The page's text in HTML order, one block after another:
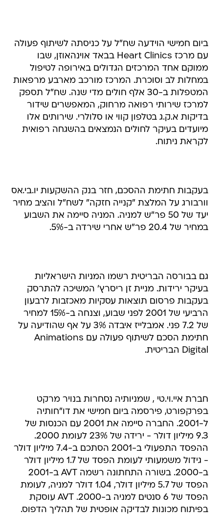
ביום חמישי הוידעה שח"ל על כניסתה לשיתוף פעולה
עם מרכז Heart Clinics בבאד אוינהאוזן, שבו
ממוקם אחד המרכזים הגדולים באירופה לטיפול
במחלות לב וסוכרת. המרכז מורכב מארבע מרפאות
המטפלות ב-30 אלף חולים מדי שנה. שח"ל תספק
למרכז שירותי רפואה מרחוק, המאפשרים שידור
בדיקות א.ק.ג בטלפון קווי או סלולרי. שירותים אלו
מיועדים בעיקר לחולים הנמצאים בהשגחה רפואית
לקראת ניתוח.
בעקבות חתימת ההסכם, חזר בנק ההשקעות יו.בי.אס
וורבורג על המלצת "קנייה חזקה" לשח"ל והציב מחיר
יעד של 50 פר"ש למניה. המניה סיימה את השבוע
במחיר של 20.4 פר"ש אחרי שירדה ב-5%.
גם בבורסה הבריטית רשמו המניות הישראליות
בעיקר ירידות. מניית זן ריסרץ' המשיכה להתרסק
בעקבות פרסום תוצאות עסקיות מאכזבות לרבעון
הרביעי של 2001 לפני שבוע, וצנחה ב-15% למחיר
של 7.2 פני. אמבלייז איבדה 3% על אף שהודיעה על
חתימת הסכם לשיתוף פעולה עם Animations
Digital הבריטית.
חברת איי.וי.טי , שמניותיה נסחרות בנויר מרקט
בפרקפורט, פירסמה ביום חמישי את דו"חותיה
ל-2001. החברה סיימה את 2001 עם הכנסות של
9.3 מיליון דולר - ירידה של 23% לעומת 2000.
ההפסד התפעולי ב-2001 הסתכם ב-7.4 מיליון דולר
- גידול משמעותי לעומת הפסד של 1.7 מיליון דולר
ב-2000. בשורה התחתונה רשמה AVT ב-2001
הפסד של 5.7 מיליון דולר, 1.04 דולר למניה, לעומת
הפסד של 6 סנטים למניה ב-AVT .2000 עוסקת
בפיתוח מכונות לבדיקה אופטית של תהליך הדפוס.